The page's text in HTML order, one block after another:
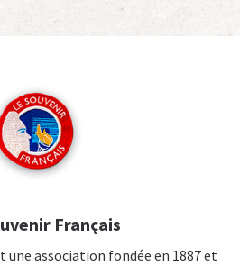
Français
une association fondée en 1887 et